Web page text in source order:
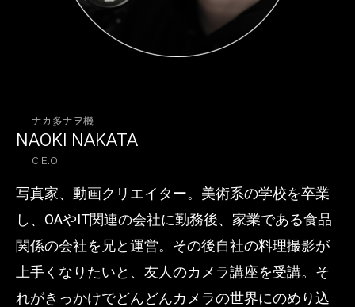
ナカ多ナヲ機
NAOKI NAKATA
C.E.O
写真家、動画クリエイター。美術系の学校を卒業
し、OAやIT関連の会社に勤務後、家業である食品
関係の会社を兄と運営。その後自社の料理撮影が
上手くなりたいと、友人のカメラ講座を受講。そ
れがきっかけでどんどんカメラの世界にのめり込